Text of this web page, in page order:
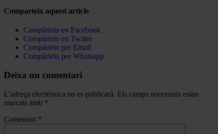
Comparteix aquest article
Compártelo en Facebook
Compártelo en Twitter
Compártelo per Email
Compártelo per Whatsapp
Deixa un comentari
L'adreça electrònica no es publicarà. Els camps necessaris estan
marcats amb *
Comentari *